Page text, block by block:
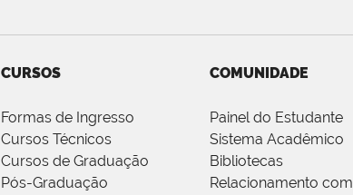
CURSOS
Formas de Ingresso
Cursos Técnicos
Cursos de Graduação
Pós-Graduação
COMUNIDADE
Painel do Estudante
Sistema Acadêmico
Bibliotecas
Relacionamento com